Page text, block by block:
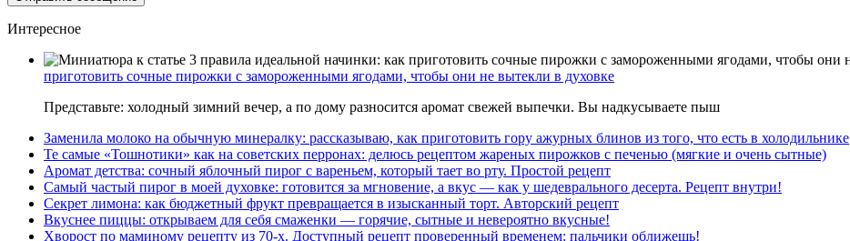
Интересное
приготовить сочные пирожки с замороженными ягодами, чтобы они не вытекли в духовке
Представьте: холодный зимний вечер, а по дому разносится аромат свежей выпечки. Вы надкусываете пыш
Заменила молоко на обычную минералку: рассказываю, как приготовить гору ажурных блинов из того, что есть в холодильнике
Те самые «Тошнотики» как на советских перронах: делюсь рецептом жареных пирожков с печенью (мягкие и очень сытные)
Аромат детства: сочный яблочный пирог с вареньем, который тает во рту. Простой рецепт
Самый частый пирог в моей духовке: готовится за мгновение, а вкус — как у шедеврального десерта. Рецепт внутри!
Секрет лимона: как бюджетный фрукт превращается в изысканный торт. Авторский рецепт
Вкуснее пиццы: открываем для себя смаженки — горячие, сытные и невероятно вкусные!
Хворост по маминому рецепту из 70-х. Доступный рецепт проверенный временем: пальчики оближешь!